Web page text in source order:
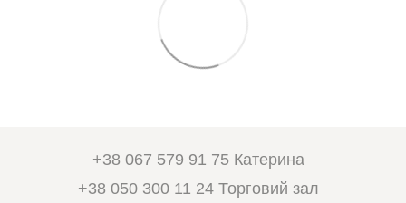
+38 067 579 91 75 Катерина
+38 050 300 11 24 Торговий зал